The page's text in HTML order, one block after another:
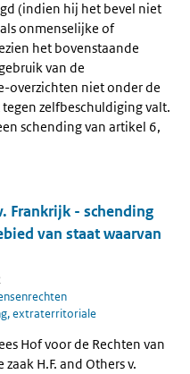
(indien hij het bevel niet
onmenselijke of
het bovenstaande
van de
overzichten niet onder de
zelfbeschuldiging valt.
schending van artikel 6,
Frankrijk - schending
van staat waarvan
extraterritoriale
Hof voor de Rechten van
H.F. and Others v.